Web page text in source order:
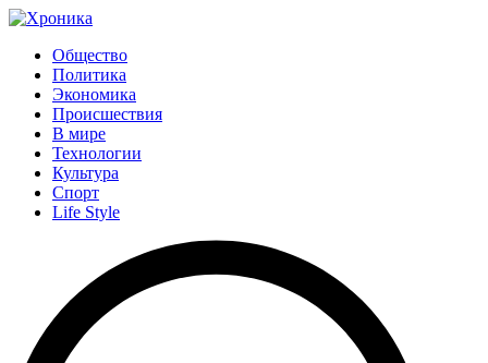
Общество
Политика
Экономика
Происшествия
В мире
Технологии
Культура
Спорт
Life Style